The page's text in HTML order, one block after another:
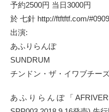
予約2500円 当日3000円
於 七針 http://ftftftf.com/#0909
出演:
あふりらんぽ
SUNDRUM
チンドン・ザ・イワブチー
あふりらんぽ「